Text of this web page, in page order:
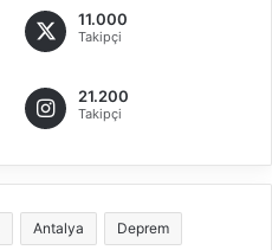
11.000
Takipçi
21.200
Takipçi
Antalya Deprem